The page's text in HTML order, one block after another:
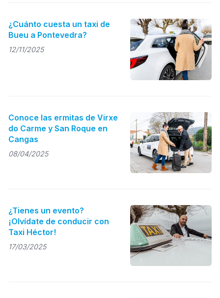
¿Cuánto cuesta un taxi de
Bueu a Pontevedra?
12/11/2025
Conoce las ermitas de Virxe
do Carme y San Roque en
Cangas
08/04/2025
¿Tienes un evento?
¡Olvídate de conducir con
Taxi Héctor!
17/03/2025